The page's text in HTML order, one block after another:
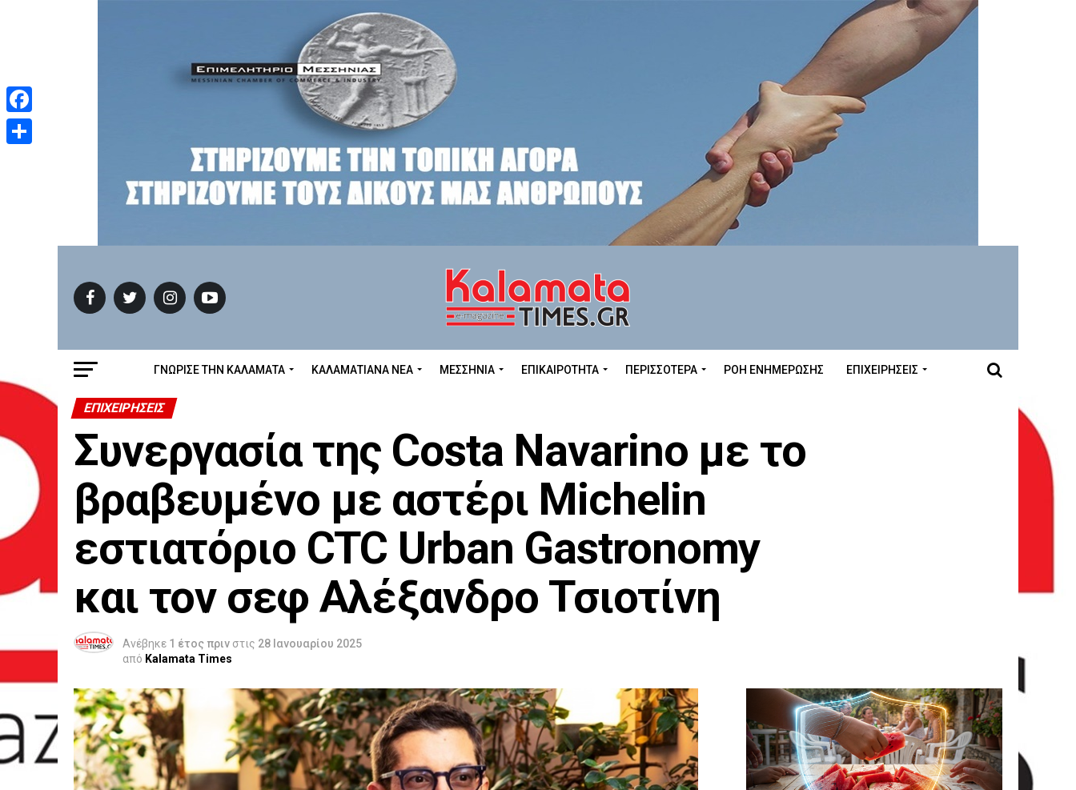
ΓΝΩΡΙΣΕ ΤΗΝ ΚΑΛΑΜΑΤΑ ΚΑΛΑΜΑΤΙΑΝΑ ΝΕΑ ΜΕΣΣΗΝΊΑ ΕΠΙΚΑΙΡΌΤΗΤΑ ΠΕΡΙΣΣΌΤΕΡΑ ΡΟΉ ΕΝΗΜΈΡΩΣΗΣ ΕΠΙΧΕΙΡΉΣΕΙΣ
ΕΠΙΧΕΙΡΉΣΕΙΣ
Συνεργασία της Costa Navarino με το
βραβευμένο με αστέρι Michelin
εστιατόριο CTC Urban Gastronomy
και τον σεφ Αλέξανδρο Τσιοτίνη
Ανέβηκε 1 έτος πριν στις 28 Ιανουαρίου 2025
από Kalamata Times
Facebook